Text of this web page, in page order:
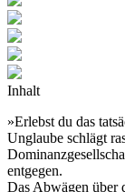
Inhalt
»Erlebst du das
Unglaube schlägt
entgegen.
Das Abwägen über